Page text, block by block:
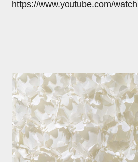
https://www.youtube.com/